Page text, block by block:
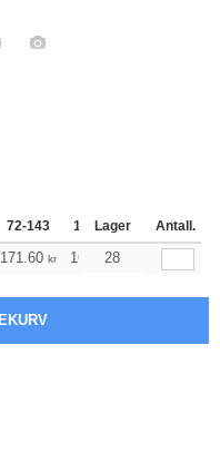
72-143 144-287 288 +
Lager Antall.
171.60 kr 163.01 kr
28